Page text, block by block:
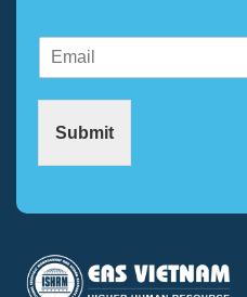
E
a
i
m
i
*
m
Submit